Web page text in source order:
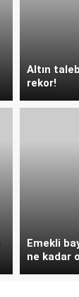
Altın
rekor!
Emekli
ne kadar